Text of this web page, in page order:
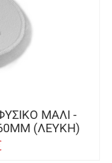
ΜΑΛΙ -
(ΛΕΥΚΗ)